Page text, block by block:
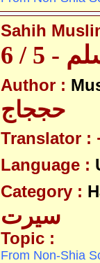
Sahih
5 / 6
Author :
حججاج
Translator :
Language :
Category :
سیرت
Topic :
From Non-Shia